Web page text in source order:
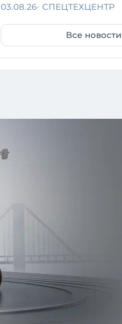
03.08.26 СПЕЦТЕХЦЕНТР
Все новости